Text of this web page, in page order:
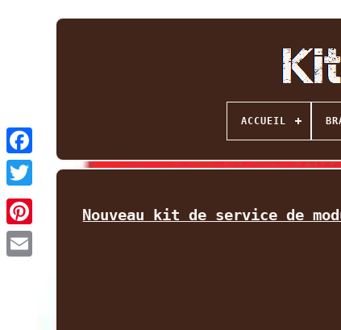
Facebook
Twitter
ACCUEIL
Nouveau kit de service de